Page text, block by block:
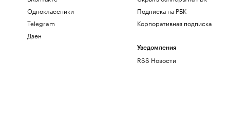
Одноклассники
Telegram
Дзен
Подписка на РБК
Корпоративная подписка
Уведомления
RSS Новости